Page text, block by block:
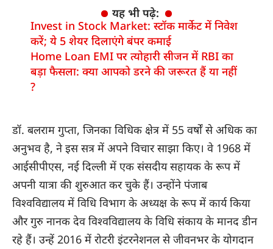
यह भी पढ़े:
Invest in Stock Market: स्टॉक मार्केट में निवेश
करें; ये 5 शेयर दिलाएंगे बंपर कमाई
Home Loan EMI पर त्योहारी सीजन में RBI का
बड़ा फैसला: क्या आपको डरने की जरूरत हैं या नहीं
?
डॉ. बलराम गुप्ता, जिनका विधिक क्षेत्र में 55 वर्षों से अधिक का
अनुभव है, ने इस सत्र में अपने विचार साझा किए। वे 1968 में
आईसीपीएस, नई दिल्ली में एक संसदीय सहायक के रूप में
अपनी यात्रा की शुरुआत कर चुके हैं। उन्होंने पंजाब
विश्वविद्यालय में विधि विभाग के अध्यक्ष के रूप में कार्य किया
और गुरु नानक देव विश्वविद्यालय के विधि संकाय के मानद डीन
रहे हैं। उन्हें 2016 में रोटरी इंटरनेशनल से जीवनभर के योगदान